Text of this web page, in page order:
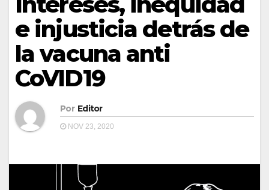
e injusticia detrás de
la vacuna anti
CoVID19
Por Editor
NOV 23, 2020